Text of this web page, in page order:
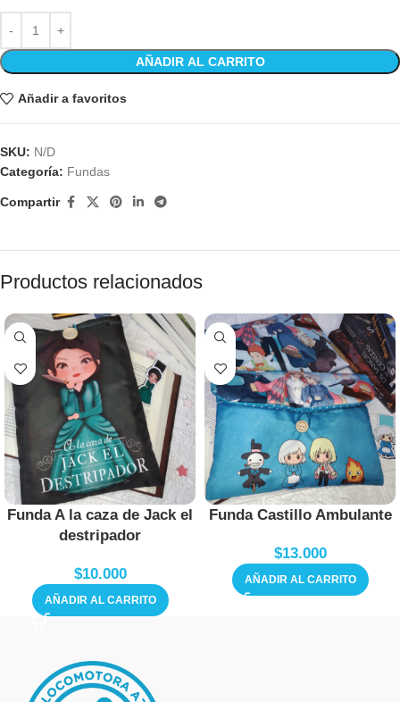
AÑADIR AL CARRITO
Añadir a favoritos
SKU: N/D
Categoría: Fundas
Compartir
Productos relacionados
Funda A la caza de Jack el
destripador
$10.000
AÑADIR AL CARRITO
Funda Castillo Ambulante
$13.000
AÑADIR AL CARRITO